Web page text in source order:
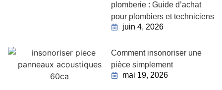
plomberie : Guide d’achat
pour plombiers et techniciens
juin 4, 2026
Comment insonoriser une
pièce simplement
mai 19, 2026